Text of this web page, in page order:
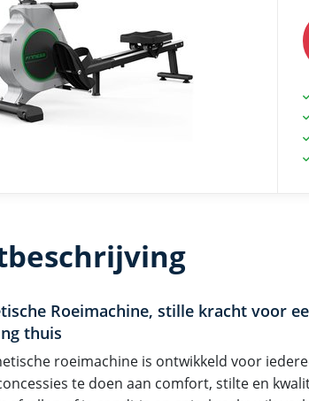
Roeimachine, stille kracht voor
thuis
roeimachine is ontwikkeld voor
te doen aan comfort, stilte en